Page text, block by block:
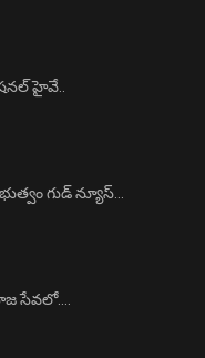
హైవే..
గుడ్ న్యూస్…
సేవలో….